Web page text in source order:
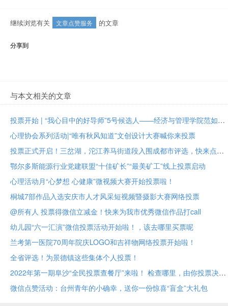
继续浏览有关 文章点赞服务 的文章
分享到
与本文相关的文章
投票开始 | “我心目中的好导师”5号候选人——经济与管理学院范如国教授
心理协会系列活动|“唯有秋风知道”文创设计大赛喊你来投票
投票正式开启！三岔湖，沱江养马街道段入围成都市评选，快来点赞助力吧
鄂尔多斯能源行业党建联盟“十佳矿长”“最美矿工”线上投票启动
心理活动月“心梦想 心健康”微视频大赛开始投票啦！
桐城7部作品入选安庆市人才风采短视频暨摄影大赛网络投票
@所有人 投票得微信立减金！快来为我市优秀微信作品打call
幼儿园“六一汇演”微信投票活动开始啦！，该去哪里买票呢
兰考第一医院70周年院庆LOGO和吉祥物网络投票开始啦！
全省评选！为景德镇这些集体个人投票！
2022年第一期阜沙“全民投票查餐厅”来啦！ 检查哪里，由你投票决定！
微信点赞活动：台州青年的小确幸，送你一份惊喜“盲盒”大礼包